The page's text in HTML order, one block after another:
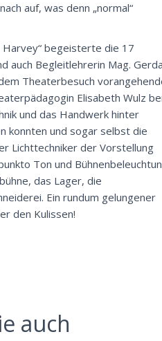
auf, was denn „normal“
Harvey“ begeisterte die 17
auch Begleitlehrerin Mag.
Theaterbesuch
Elisabeth Wulz
und das Handwerk hinter
konnten und sogar selbst die
Lichttechniker der Vorstellung
Ton und
das Lager, die
Ein rundum gelungener
den Kulissen!
auch